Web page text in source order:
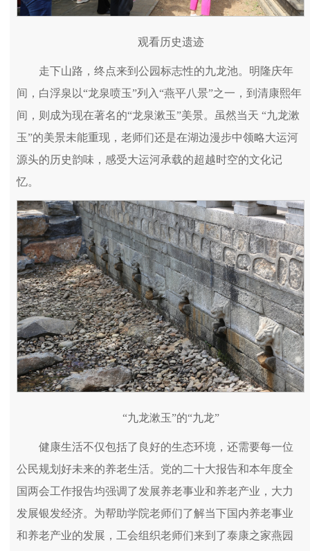
观看历史遗迹
走下山路，终点来到公园标志性的九龙池。明隆庆年
间，白浮泉以“龙泉喷玉”列入“燕平八景”之一，到清康熙年
间，则成为现在著名的“龙泉漱玉”美景。虽然当天 “九龙漱
玉”的美景未能重现，老师们还是在湖边漫步中领略大运河
源头的历史韵味，感受大运河承载的超越时空的文化记
忆。
“九龙漱玉”的“九龙”
健康生活不仅包括了良好的生态环境，还需要每一位
公民规划好未来的养老生活。党的二十大报告和本年度全
国两会工作报告均强调了发展养老事业和养老产业，大力
发展银发经济。为帮助学院老师们了解当下国内养老事业
和养老产业的发展，工会组织老师们来到了泰康之家燕园